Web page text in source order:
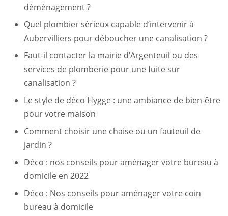
déménagement ?
Quel plombier sérieux capable d’intervenir à
Aubervilliers pour déboucher une canalisation ?
Faut-il contacter la mairie d’Argenteuil ou des
services de plomberie pour une fuite sur
canalisation ?
Le style de déco Hygge : une ambiance de bien-être
pour votre maison
Comment choisir une chaise ou un fauteuil de
jardin ?
Déco : nos conseils pour aménager votre bureau à
domicile en 2022
Déco : Nos conseils pour aménager votre coin
bureau à domicile